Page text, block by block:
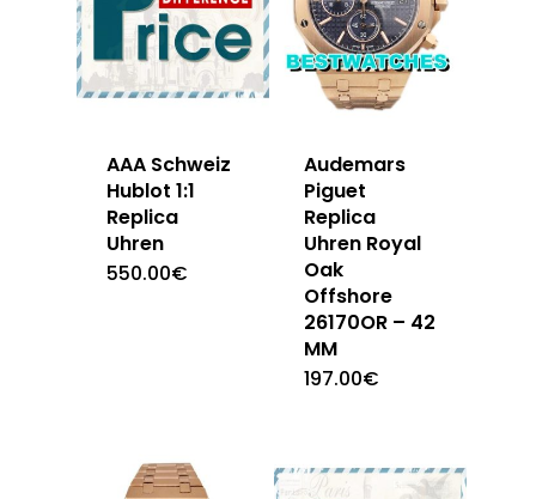
AAA Schweiz
Hublot 1:1
Replica
Uhren
550.00€
Audemars
Piguet
Replica
Uhren Royal
Oak
Offshore
26170OR – 42
MM
197.00€